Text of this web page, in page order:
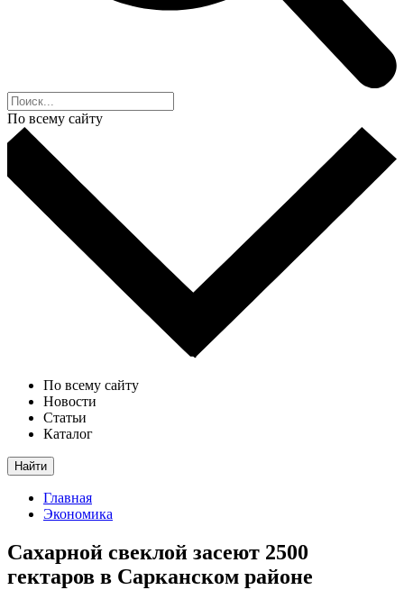
По всему сайту
По всему сайту
Новости
Статьи
Каталог
Найти
Главная
Экономика
Сахарной свеклой засеют 2500
гектаров в Сарканском районе